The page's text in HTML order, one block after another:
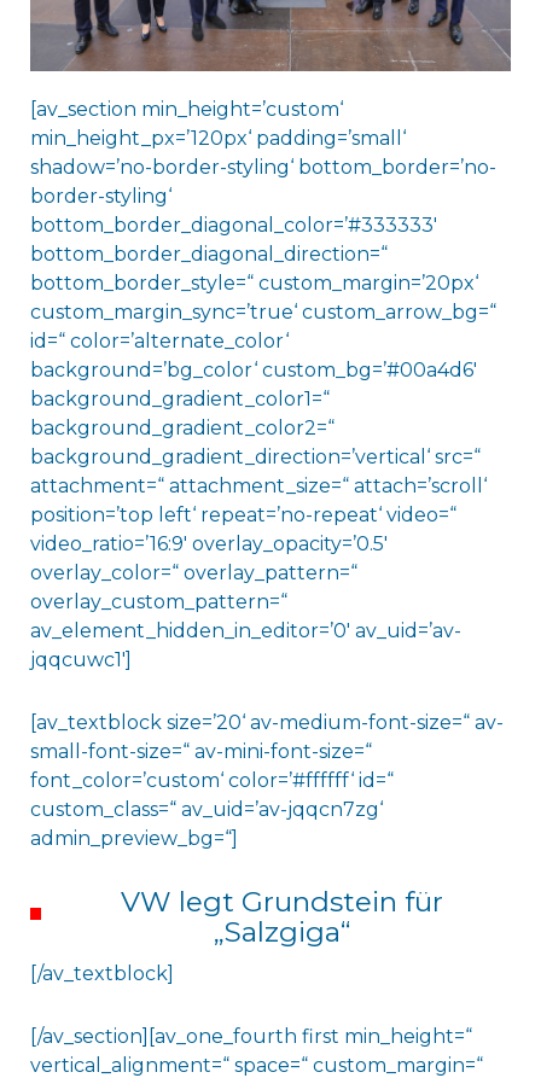
[av_section min_height=’custom‘
min_height_px=’120px‘ padding=’small‘
shadow=’no-border-styling‘ bottom_border=’no-
border-styling‘
bottom_border_diagonal_color=’#333333′
bottom_border_diagonal_direction=“
bottom_border_style=“ custom_margin=’20px‘
custom_margin_sync=’true‘ custom_arrow_bg=“
id=“ color=’alternate_color‘
background=’bg_color‘ custom_bg=’#00a4d6′
background_gradient_color1=“
background_gradient_color2=“
background_gradient_direction=’vertical‘ src=“
attachment=“ attachment_size=“ attach=’scroll‘
position=’top left‘ repeat=’no-repeat‘ video=“
video_ratio=’16:9′ overlay_opacity=’0.5′
overlay_color=“ overlay_pattern=“
overlay_custom_pattern=“
av_element_hidden_in_editor=’0′ av_uid=’av-
jqqcuwc1′]
[av_textblock size=’20‘ av-medium-font-size=“ av-
small-font-size=“ av-mini-font-size=“
font_color=’custom‘ color=’#ffffff‘ id=“
custom_class=“ av_uid=’av-jqqcn7zg‘
admin_preview_bg=“]
VW legt Grundstein für
„Salzgiga“
[/av_textblock]
[/av_section][av_one_fourth first min_height=“
vertical_alignment=“ space=“ custom_margin=“